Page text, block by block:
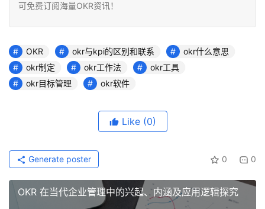
可免费订阅海量OKR资讯！
OKR okr与kpi的区别和联系
okr什么意思
okr制定
okr工作法
okr工具
okr目标管理
okr软件
Like (0)
0 0
Generate poster
OKR 在当代企业管理中的兴起、内涵及应用逻辑探究